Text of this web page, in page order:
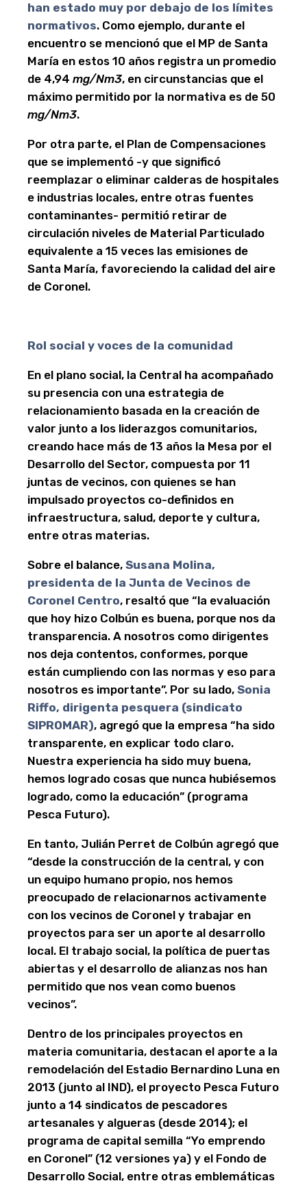
han estado muy por debajo de los límites
normativos. Como ejemplo, durante el
encuentro se mencionó que el MP de Santa
María en estos 10 años registra un promedio
de 4,94 mg/Nm3, en circunstancias que el
máximo permitido por la normativa es de 50
mg/Nm3.
Por otra parte, el Plan de Compensaciones
que se implementó -y que significó
reemplazar o eliminar calderas de hospitales
e industrias locales, entre otras fuentes
contaminantes- permitió retirar de
circulación niveles de Material Particulado
equivalente a 15 veces las emisiones de
Santa María, favoreciendo la calidad del aire
de Coronel.
Rol social y voces de la comunidad
En el plano social, la Central ha acompañado
su presencia con una estrategia de
relacionamiento basada en la creación de
valor junto a los liderazgos comunitarios,
creando hace más de 13 años la Mesa por el
Desarrollo del Sector, compuesta por 11
juntas de vecinos, con quienes se han
impulsado proyectos co-definidos en
infraestructura, salud, deporte y cultura,
entre otras materias.
Sobre el balance, Susana Molina,
presidenta de la Junta de Vecinos de
Coronel Centro, resaltó que “la evaluación
que hoy hizo Colbún es buena, porque nos da
transparencia. A nosotros como dirigentes
nos deja contentos, conformes, porque
están cumpliendo con las normas y eso para
nosotros es importante”. Por su lado, Sonia
Riffo, dirigenta pesquera (sindicato
SIPROMAR), agregó que la empresa “ha sido
transparente, en explicar todo claro.
Nuestra experiencia ha sido muy buena,
hemos logrado cosas que nunca hubiésemos
logrado, como la educación” (programa
Pesca Futuro).
En tanto, Julián Perret de Colbún agregó que
“desde la construcción de la central, y con
un equipo humano propio, nos hemos
preocupado de relacionarnos activamente
con los vecinos de Coronel y trabajar en
proyectos para ser un aporte al desarrollo
local. El trabajo social, la política de puertas
abiertas y el desarrollo de alianzas nos han
permitido que nos vean como buenos
vecinos”.
Dentro de los principales proyectos en
materia comunitaria, destacan el aporte a la
remodelación del Estadio Bernardino Luna en
2013 (junto al IND), el proyecto Pesca Futuro
junto a 14 sindicatos de pescadores
artesanales y algueras (desde 2014); el
programa de capital semilla “Yo emprendo
en Coronel” (12 versiones ya) y el Fondo de
Desarrollo Social, entre otras emblemáticas